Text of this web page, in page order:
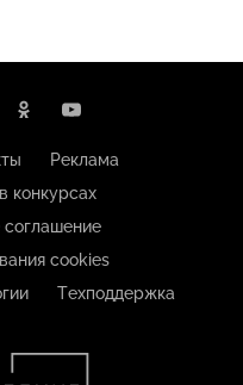
Реклама
конкурсах
соглашение
cookies
Техподдержка